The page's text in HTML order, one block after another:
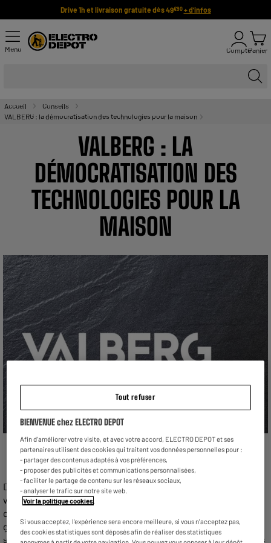
Drive 1h et livraison gratuite dès 49€90 + d'infos
Menu ComptePanier
Accueil
Conseils
VALBERG : la démocratisation des technologies pour la maison
VALBERG : LA
DÉMOCRATISATION DES
TECHNOLOGIES POUR LA
MAISON
Dans un monde où la technologie évolue à une vitesse
vertigineuse, les marques d'électroménager cherchent
constamment à innover tout en restant accessibles au plus
grand nombre.VALBERG, avec son slogan "Designed to Last",
se positionne comme un pionnier dans la démocratisation des
Tout refuser
BIENVENUE chez ELECTRO DEPOT
Afin d'améliorer votre visite, et avec votre accord, ELECTRO DEPOT et ses
partenaires utilisent des cookies qui traitent vos données personnelles pour :
- partager des contenus adaptés à vos préférences,
- proposer des publicités et communications personnalisées,
- faciliter le partage de contenu sur les réseaux sociaux,
- analyser le trafic sur notre site web.
Voir la politique cookies
Si vous acceptez, l'expérience sera encore meilleure, si vous n'acceptez pas,
des cookies statistiques sont déposés afin de réaliser des statistiques